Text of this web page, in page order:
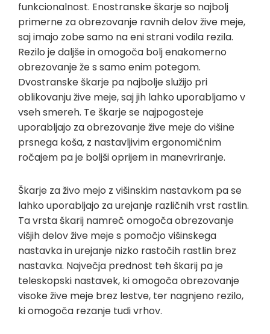
funkcionalnost. Enostranske škarje so najbolj
primerne za obrezovanje ravnih delov žive meje,
saj imajo zobe samo na eni strani vodila rezila.
Rezilo je daljše in omogoča bolj enakomerno
obrezovanje že s samo enim potegom.
Dvostranske škarje pa najbolje služijo pri
oblikovanju žive meje, saj jih lahko uporabljamo v
vseh smereh. Te škarje se najpogosteje
uporabljajo za obrezovanje žive meje do višine
prsnega koša, z nastavljivim ergonomičnim
ročajem pa je boljši oprijem in manevriranje.
Škarje za živo mejo z višinskim nastavkom pa se
lahko uporabljajo za urejanje različnih vrst rastlin.
Ta vrsta škarij namreč omogoča obrezovanje
višjih delov žive meje s pomočjo višinskega
nastavka in urejanje nizko rastočih rastlin brez
nastavka. Največja prednost teh škarij pa je
teleskopski nastavek, ki omogoča obrezovanje
visoke žive meje brez lestve, ter nagnjeno rezilo,
ki omogoča rezanje tudi vrhov.